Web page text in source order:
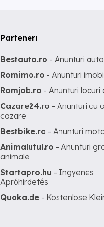
Parteneri
Bestauto.ro - Anunturi
Romimo.ro - Anunturi
Romjob.ro - Anunturi locuri
Cazare24.ro - Anunturi cu
cazare
Bestbike.ro - Anunturi moto
Animalutul.ro - Anunturi
animale
Startapro.hu - Ingyenes
Apróhirdetés
Quoka.de - Kostenlose